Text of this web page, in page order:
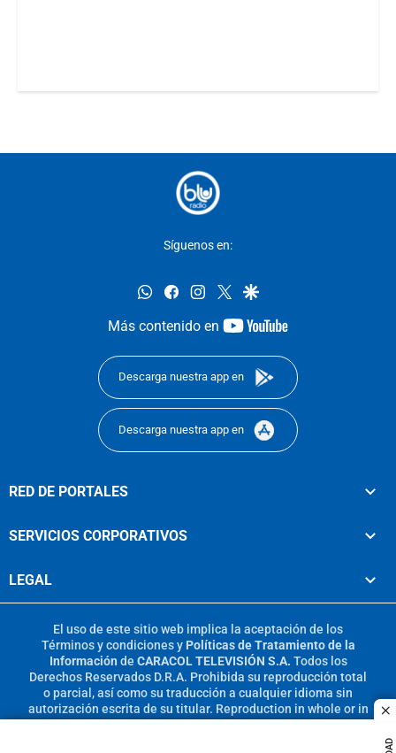
Síguenos en:
whatsappfacebookinstagram
twittergoogle
Más contenido en
youtube-
Descarga nuestra app en
Descarga nuestra app en
RED DE PORTALES
SERVICIOS CORPORATIVOS
LEGAL
El uso de este sitio web implica la aceptación de los
Términos y condicionesy Políticas de Tratamiento de la
Información de CARACOL TELEVISIÓN S.A. Todos los
Derechos Reservados D.R.A. Prohibida su reproducción total
o parcial, así como su traducción a cualquier idioma sin
autorización escrita de su titular. Reproduction in whole or in
part, or translation without written permission is prohibited.